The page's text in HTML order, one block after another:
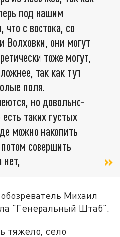
под нашим
что с востока, со
Волховки, они могут
тоже могут,
так как тут
поля.
но довольно-
таких густых
можно накопить
совершить
Михаил
"Генеральный Штаб".
тяжело, село